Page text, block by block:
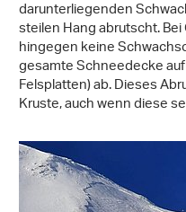
darunterliegenden
steilen Hang abrutscht.
hingegen keine
gesamte Schneedecke
Felsplatten) ab. Dieses
Kruste, auch wenn diese